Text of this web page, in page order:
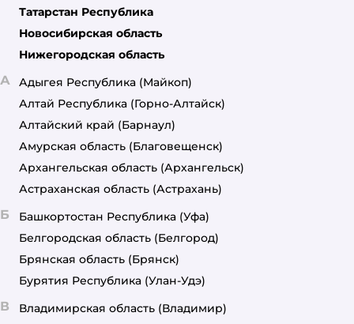
Татарстан Республика
Новосибирская область
Нижегородская область
А Адыгея Республика (Майкоп)
Алтай Республика (Горно-Алтайск)
Алтайский край (Барнаул)
Амурская область (Благовещенск)
Архангельская область (Архангельск)
Астраханская область (Астрахань)
Б Башкортостан Республика (Уфа)
Белгородская область (Белгород)
Брянская область (Брянск)
Бурятия Республика (Улан-Удэ)
В Владимирская область (Владимир)